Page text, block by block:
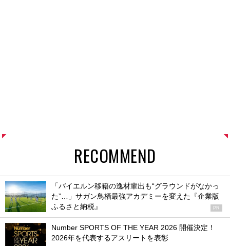
RECOMMEND
「バイエルン移籍の逸材輩出も“グラウンドがなかっ
た”…」サガン鳥栖最強アカデミーを変えた『企業版
ふるさと納税』
PR
Number SPORTS OF THE YEAR 2026 開催決定！
2026年を代表するアスリートを表彰